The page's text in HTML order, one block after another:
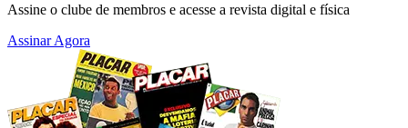
Assine o clube de membros e acesse a revista digital e física
Assinar Agora